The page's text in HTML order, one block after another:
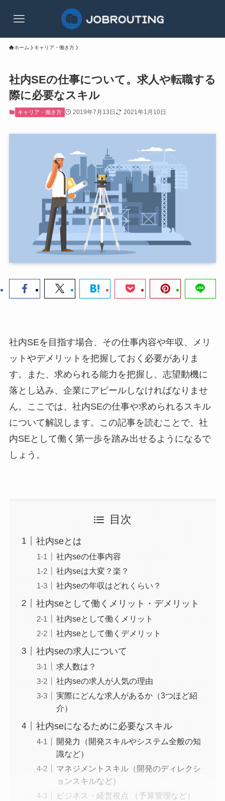
ホーム キャリア・働き方
社内SEの仕事について。求人や転職する
際に必要なスキル
キャリア・働き方 2019年7月13日 2021年1月10日
社内SEを目指す場合、その仕事内容や年収、メリ
ットやデメリットを把握しておく必要がありま
す。また、求められる能力を把握し、志望動機に
落とし込み、企業にアピールしなければなりませ
ん。ここでは、社内SEの仕事や求められるスキル
について解説します。この記事を読むことで、社
内SEとして働く第一歩を踏み出せるようになるで
しょう。
目次
社内seとは
社内seの仕事内容
社内seは大変？楽？
社内seの年収はどれくらい？
社内seとして働くメリット・デメリット
社内seとして働くメリット
社内seとして働くデメリット
社内seの求人について
求人数は？
社内seの求人が人気の理由
実際にどんな求人があるか（3つほど紹
介）
社内seになるために必要なスキル
開発力（開発スキルやシステム全般の知
識など）
マネジメントスキル（開発のディレクシ
ョンスキルなど）
ビジネス・経営視点 （予算管理など）